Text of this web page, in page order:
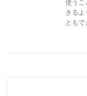
使う
きる
とも